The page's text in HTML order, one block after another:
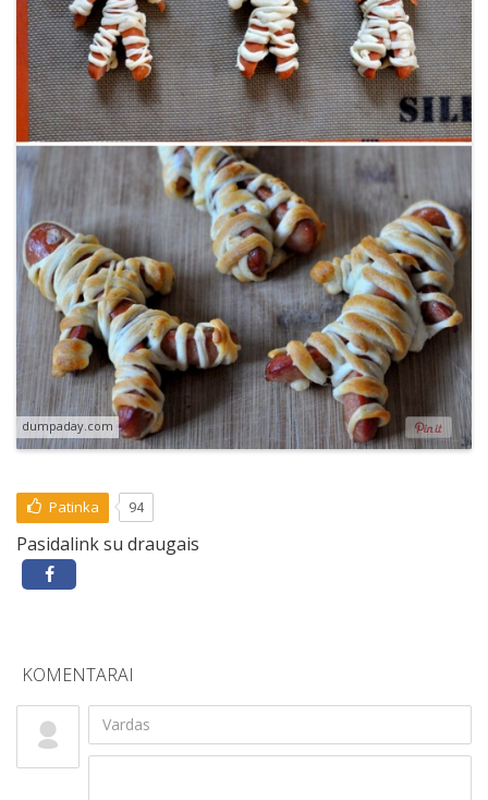
dumpaday.com
Patinka 94
Pasidalink su draugais
KOMENTARAI